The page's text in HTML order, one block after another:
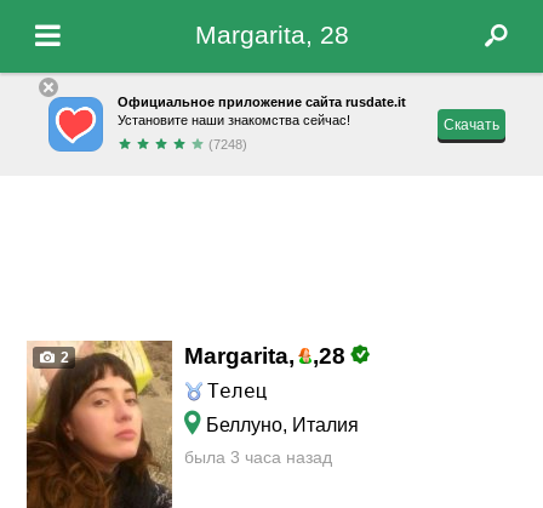
Margarita, 28
Официальное приложение сайта rusdate.it
Установите наши знакомства сейчас!
(7248)
Скачать
2 Margarita, ,28
Телец
Беллуно, Италия
была 3 часа назад